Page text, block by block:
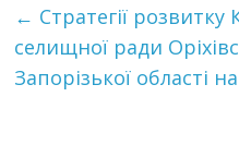
← Стратегії
селищної ради
Запорізької області